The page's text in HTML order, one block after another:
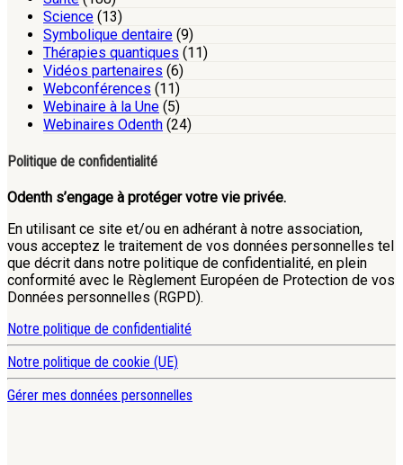
Science (13)
Symbolique dentaire (9)
Thérapies quantiques (11)
Vidéos partenaires (6)
Webconférences (11)
Webinaire à la Une (5)
Webinaires Odenth (24)
Politique de confidentialité
Odenth s’engage à protéger votre vie privée.
En utilisant ce site et/ou en adhérant à notre association,
vous acceptez le traitement de vos données personnelles tel
que décrit dans notre politique de confidentialité, en plein
conformité avec le Règlement Européen de Protection de vos
Données personnelles (RGPD).
Notre politique de confidentialité
Notre politique de cookie (UE)
Gérer mes données personnelles